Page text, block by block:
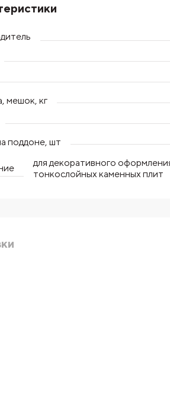
мешок, кг
поддоне, шт
для декоративного
тонкослойных каменных плит